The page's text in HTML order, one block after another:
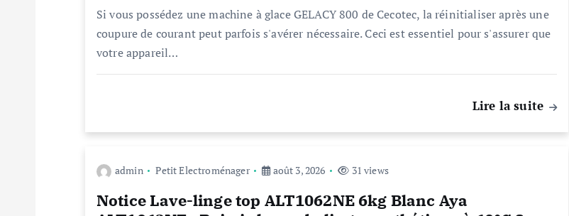
Si vous possédez une machine à glace GELACY 800 de Cecotec, la réinitialiser après une
coupure de courant peut parfois s'avérer nécessaire. Ceci est essentiel pour s'assurer que
votre appareil…
Lire la suite
admin Petit Electroménager août 3, 2026 31 views
Notice Lave-linge top ALT1062NE 6kg Blanc Aya